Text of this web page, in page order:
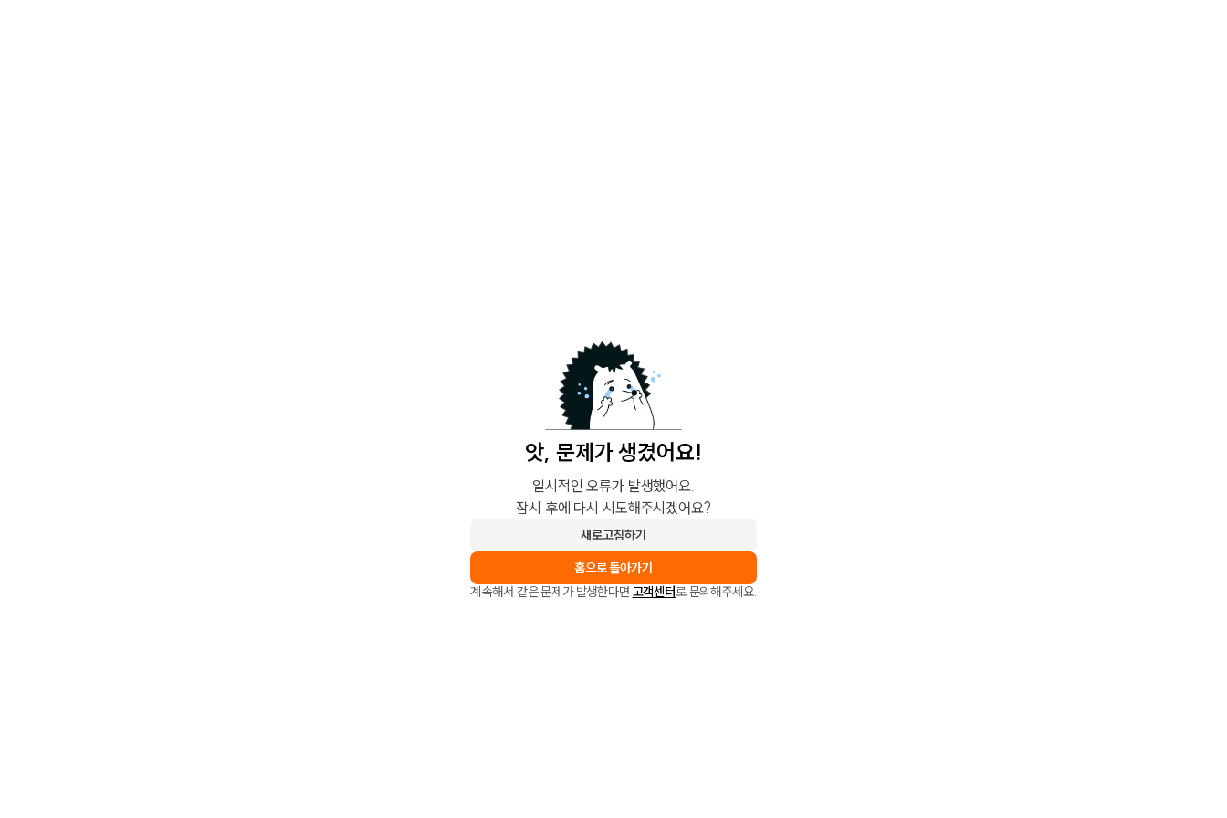
앗, 문제가 생겼어요!
일시적인 오류가 발생했어요.
잠시 후에 다시 시도해주시겠어요?
새로고침하기
홈으로 돌아가기
계속해서 같은 문제가 발생한다면 고객센터로 문의해주세요.